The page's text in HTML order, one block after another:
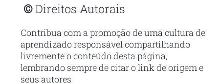
©Direitos Autorais
Contribua com a promoção de uma cultura de
aprendizado responsável compartilhando
livremente o conteúdo desta página,
lembrando sempre de citar o link de origem e
seus autores